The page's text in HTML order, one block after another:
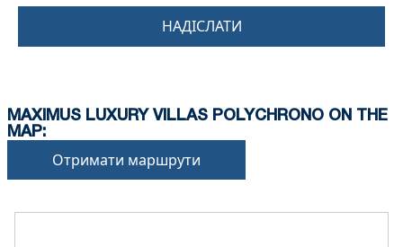
НАДІСЛАТИ
MAXIMUS LUXURY VILLAS POLYCHRONO ON THE
MAP:
Отримати маршрути